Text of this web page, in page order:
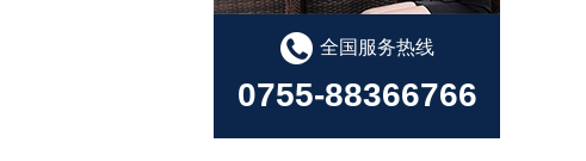
全国服务热线
0755-88366766